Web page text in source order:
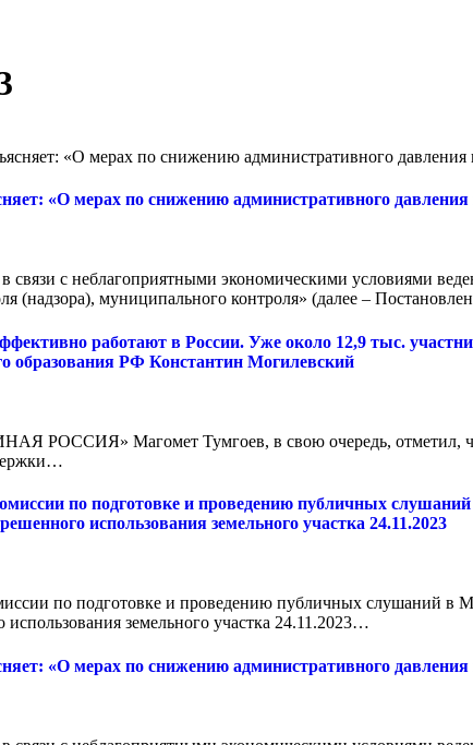
«О мерах по снижению административного давления
«О мерах по снижению административного давления
связи с неблагоприятными экономическими условиями
(надзора), муниципального контроля» (далее –
работают в России. Уже около 12,9 тыс.
образования РФ Константин Могилевский
РОССИЯ» Магомет Тумгоев, в свою очередь, отметил,
по подготовке и проведению публичных
использования земельного участка 24.11.2023
по подготовке и проведению публичных слушаний в
земельного участка 24.11.2023…
«О мерах по снижению административного давления